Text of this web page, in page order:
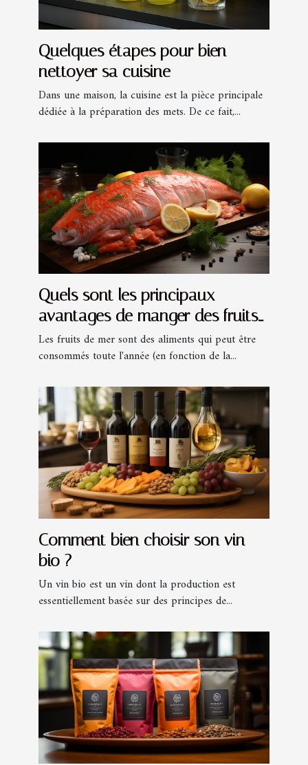
Quelques étapes pour bien
nettoyer sa cuisine
Dans une maison, la cuisine est la pièce principale
dédiée à la préparation des mets. De ce fait,...
Quels sont les principaux
avantages de manger des fruits
de mer en été ?
Les fruits de mer sont des aliments qui peut être
consommés toute l'année (en fonction de la...
Comment bien choisir son vin
bio ?
Un vin bio est un vin dont la production est
essentiellement basée sur des principes de...